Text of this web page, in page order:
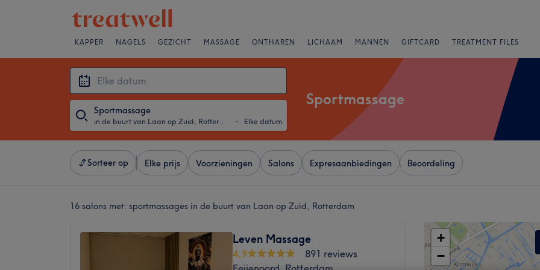
KAPPER NAGELS GEZICHT MASSAGE ONTHAREN LICHAAM MANNEN GIFTCARD TREATMENT FILES
Sportmassage
in de buurt van Laan op Zuid, Rotterdam ・ Elke datum
Sportmassage
Sorteer op Elke prijs Voorzieningen Salons Expresaanbiedingen Beoordeling
16 salons met: sportmassages in de buurt van Laan op Zuid, Rotterdam
Leven Massage
4,9
891 reviews
+
−